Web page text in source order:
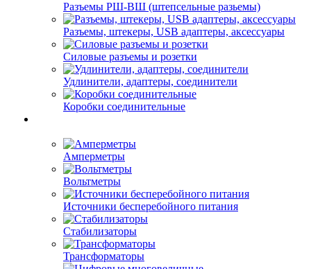
Разъемы РШ-ВШ (штепсельные разьемы)
Разъемы, штекеры, USB адаптеры, аксессуары
Силовые разъемы и розетки
Удлинители, адаптеры, соединители
Коробки соединительные
Амперметры
Вольтметры
Источники бесперебойного питания
Стабилизаторы
Трансформаторы